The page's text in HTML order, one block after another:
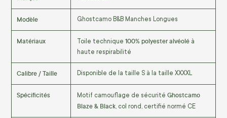
Modèle Ghostcamo B&B Manches Longues
Matériaux Toile technique 100% polyester alvéolé à
haute respirabilité
Calibre / Taille Disponible de la taille S à la taille XXXXL
Spécificités Motif camouflage de sécurité Ghostcamo
Blaze & Black, col rond, certifié normé CE